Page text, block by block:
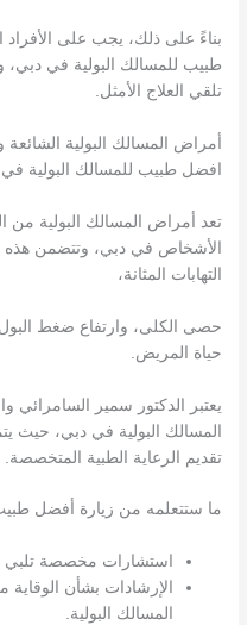
بناءً على ذلك، يجب على الأفراد
طبيب للمسالك البولية في دبي،
تلقي العلاج الأمثل.
أمراض المسالك البولية الشائعة
افضل طبيب للمسالك البولية
تعد أمراض المسالك البولية من
الأشخاص في دبي، وتتضمن هذه
التهابات المثانة،
حصى الكلى، وارتفاع ضغط
حياة المريض.
يعتبر الدكتور سمير
المسالك البولية في دبي، حيث
تقديم الرعاية الطبية المتخصصة.
ما ستتعلمه من زيارة أفضل
استشارات مخصصة
الإرشادات بشأن
المسالك البولية.